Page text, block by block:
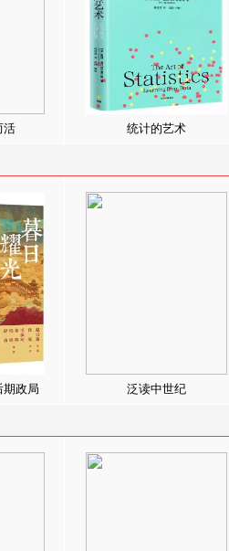
活 统计的艺术
期政局 泛读中世纪